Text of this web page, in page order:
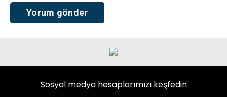
Sosyal medya hesaplarımızı keşfedin